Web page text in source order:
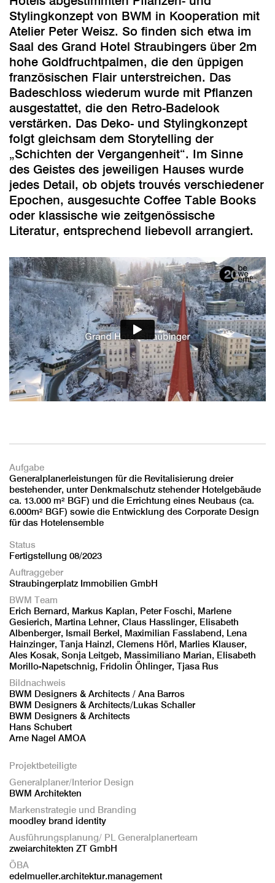
Stylingkonzept von BWM in Kooperation mit
Atelier Peter Weisz. So finden sich etwa im
Saal des Grand Hotel Straubingers über 2m
hohe Goldfruchtpalmen, die den üppigen
französischen Flair unterstreichen. Das
Badeschloss wiederum wurde mit Pflanzen
ausgestattet, die den Retro-Badelook
verstärken. Das Deko- und Stylingkonzept
folgt gleichsam dem Storytelling der
„Schichten der Vergangenheit“. Im Sinne
des Geistes des jeweiligen Hauses wurde
jedes Detail, ob objets trouvés verschiedener
Epochen, ausgesuchte Coffee Table Books
oder klassische wie zeitgenössische
Literatur, entsprechend liebevoll arrangiert.
Aufgabe
Generalplanerleistungen für die Revitalisierung dreier
bestehender, unter Denkmalschutz stehender Hotelgebäude
ca. 13.000 m² BGF) und die Errichtung eines Neubaus (ca.
6.000m² BGF) sowie die Entwicklung des Corporate Design
für das Hotelensemble
Status
Fertigstellung 08/2023
Auftraggeber
Straubingerplatz Immobilien GmbH
BWM Team
Erich Bernard, Markus Kaplan, Peter Foschi, Marlene
Gesierich, Martina Lehner, Claus Hasslinger, Elisabeth
Albenberger, Ismail Berkel, Maximilian Fasslabend, Lena
Hainzinger, Tanja Hainzl, Clemens Hörl, Marlies Klauser,
Ales Kosak, Sonja Leitgeb, Massimiliano Marian, Elisabeth
Morillo-Napetschnig, Fridolin Öhlinger, Tjasa Rus
Bildnachweis
BWM Designers & Architects / Ana Barros
BWM Designers & Architects/Lukas Schaller
BWM Designers & Architects
Hans Schubert
Arne Nagel AMOA
Projektbeteiligte
Generalplaner/Interior Design
BWM Architekten
Markenstrategie und Branding
moodley brand identity
Ausführungsplanung/ PL Generalplanerteam
zweiarchitekten ZT GmbH
ÖBA
edelmueller.architektur.management